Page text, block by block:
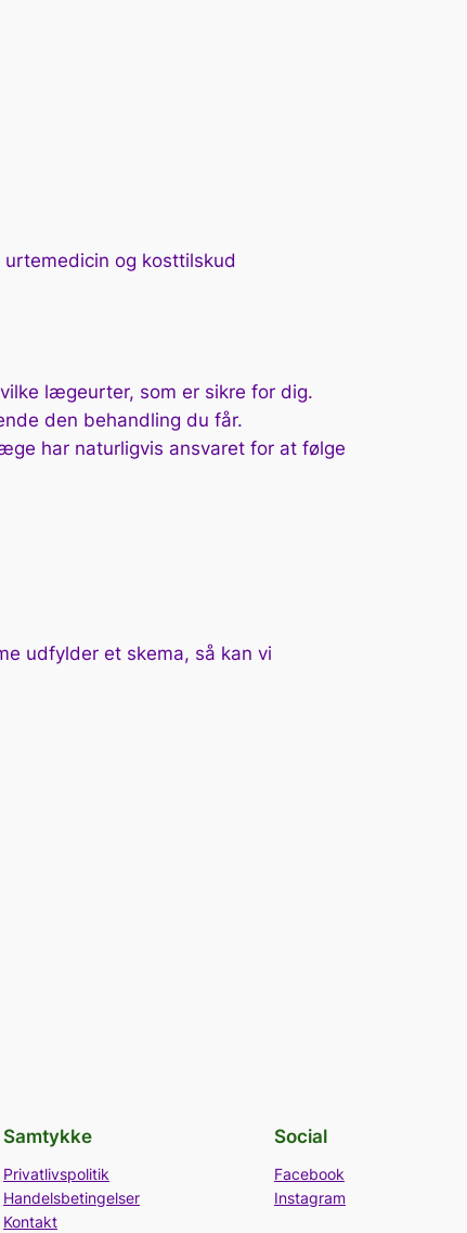
og kosttilskud
lægeurter, som er sikre for dig.
den behandling du får.
har naturligvis ansvaret for at følge
udfylder et skema, så kan vi
Samtykke
Privatlivspolitik
Handelsbetingelser
Kontakt
Social
Facebook
Instagram